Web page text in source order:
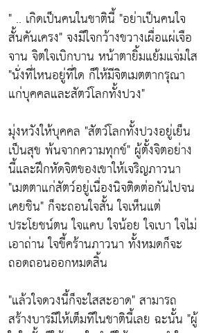
" .. เกิดเป็นคนในชาตินี้ "อย่าเป็นคนใจ
สั้นคันเครง"จงมีใจกว้างขวางเผื่อแผ่เจือ
จาน จิตใจเบิกบาน หน้าตายิ้มแย้มแจ่มใส
"นั่งที่ไหนอยู่ที่ใด ก็ให้มีจิตเมตตากรุณา
แก่บุคคลและสัตว์โลกทั้งปวง"
มุ่งหวังให้บุคคล "สัตว์โลกทั้งปวงอยู่เย็น
เป็นสุข พ้นจากความทุกข์" ผู้ตั้งจิตอย่าง
นี้และฝึกหัดจิตของเขาให้เจริญภาวนา
"เมตตาแก่สัตว์อยู่เนื่องนิจติดต่อกันไปจน
เคยชิน" ก็จะถอนใจสั้น ใจเห็นแต่
ประโยชน์ตน ใจแคบ ใจน้อย ใจเบา ใจไม่
เอาถ่าน ใจขี้คร้านภาวนา ทั้งหมดก็จะ
ถอดถอนออกหมดสิ้น
"แล้วใจดวงนี้ก็จะใสสะอาด"สามารถ
สร้างบารมีให้เต็มทีในชาตินี้เลย ฉะนั้น "ผู้